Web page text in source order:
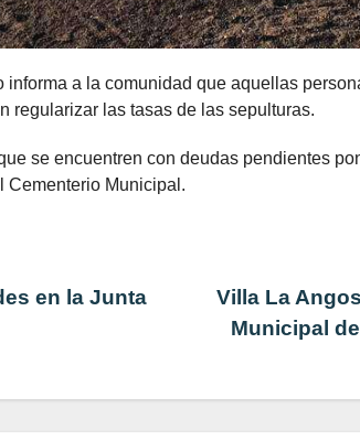
informa a la comunidad que aquellas
regularizar las tasas de las sepulturas.
se encuentren con deudas pendientes
Cementerio Municipal.
Villa La
Municipal
en la Junta